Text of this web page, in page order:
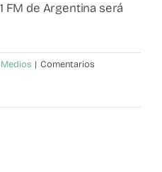
FM de Argentina será
Medios | Comentarios